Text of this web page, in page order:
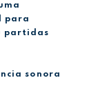
para
partidas
sonora